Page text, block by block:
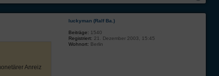
Anreiz
luckyman (Ralf Ba.)
Beiträge: 1540
Registriert: 21. Dezember 2003, 15:45
Wohnort: Berlin